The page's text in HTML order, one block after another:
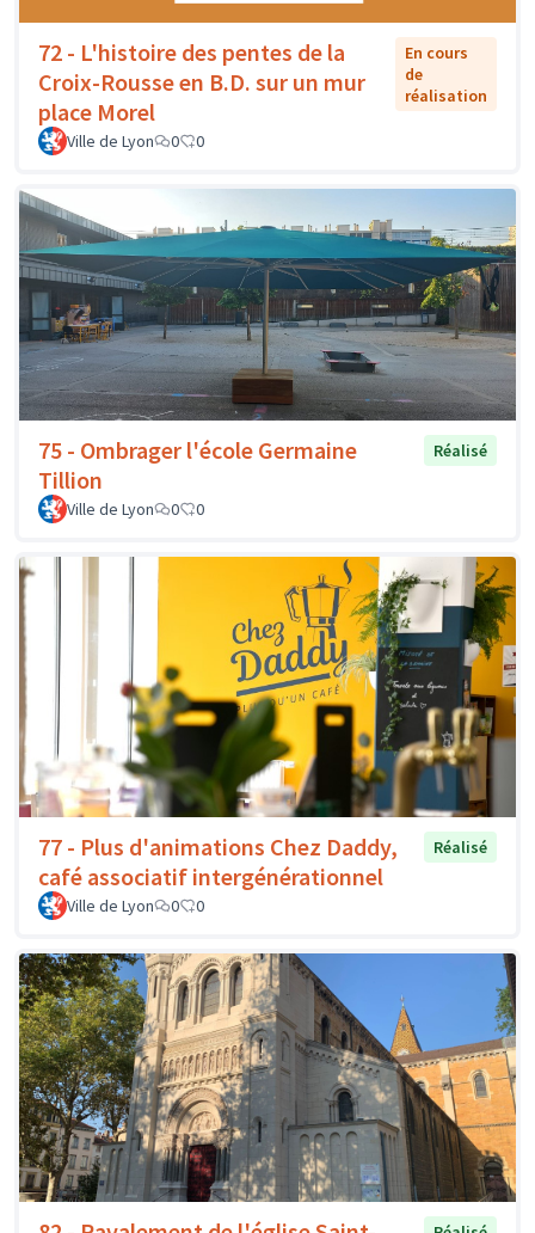
72 - L'histoire des pentes de la
Croix-Rousse en B.D. sur un mur
place Morel
En cours
de
réalisation
Ville de Lyon 0 0
75 - Ombrager l'école Germaine
Tillion
Réalisé
Ville de Lyon 0 0
77 - Plus d'animations Chez Daddy,
café associatif intergénérationnel
Réalisé
Ville de Lyon 0 0